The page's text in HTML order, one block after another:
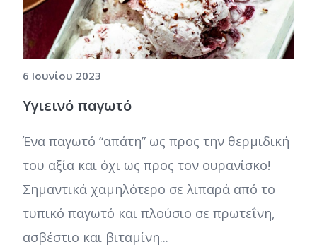
6 Ιουνίου 2023
Υγιεινό παγωτό
Ένα παγωτό “απάτη” ως προς την θερμιδική
του αξία και όχι ως προς τον ουρανίσκο!
Σημαντικά χαμηλότερο σε λιπαρά από το
τυπικό παγωτό και πλούσιο σε πρωτεΐνη,
ασβέστιο και βιταμίνη...